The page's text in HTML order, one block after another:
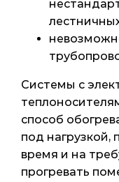
Системы с
способ
под нагрузкой,
время и на
прогревать